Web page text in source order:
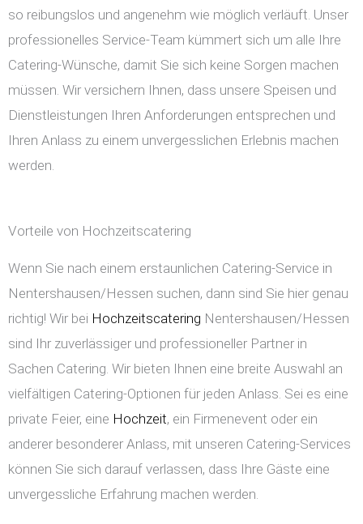
so reibungslos und angenehm wie möglich verläuft. Unser
professionelles Service-Team kümmert sich um alle Ihre
Catering-Wünsche, damit Sie sich keine Sorgen machen
müssen. Wir versichern Ihnen, dass unsere Speisen und
Dienstleistungen Ihren Anforderungen entsprechen und
Ihren Anlass zu einem unvergesslichen Erlebnis machen
werden.
Vorteile von Hochzeitscatering
Wenn Sie nach einem erstaunlichen Catering-Service in
Nentershausen/Hessen suchen, dann sind Sie hier genau
richtig! Wir bei Hochzeitscatering Nentershausen/Hessen
sind Ihr zuverlässiger und professioneller Partner in
Sachen Catering. Wir bieten Ihnen eine breite Auswahl an
vielfältigen Catering-Optionen für jeden Anlass. Sei es eine
private Feier, eine Hochzeit, ein Firmenevent oder ein
anderer besonderer Anlass, mit unseren Catering-Services
können Sie sich darauf verlassen, dass Ihre Gäste eine
unvergessliche Erfahrung machen werden.